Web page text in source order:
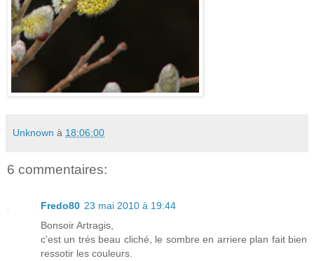
Unknown à 18:06:00
6 commentaires:
Fredo80 23 mai 2010 à 19:44
Bonsoir Artragis,
c'est un trés beau cliché, le sombre en arriere plan fait bien
ressotir les couleurs.